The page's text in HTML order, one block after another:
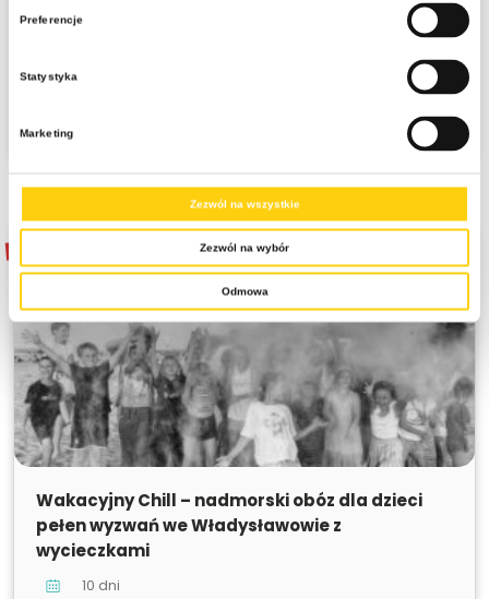
Preferencje
Statystyka
Marketing
Zezwól na wszystkie
Zezwól na wybór
Odmowa
Zaliczka 30% płatna do 5 dni, pozostała kwota 30 dni przed wyjazdem
3049 zł
SPRZEDANE
SPRZEDANE
Wakacyjny Chill – nadmorski obóz dla dzieci
pełen wyzwań we Władysławowie z
wycieczkami
10 dni